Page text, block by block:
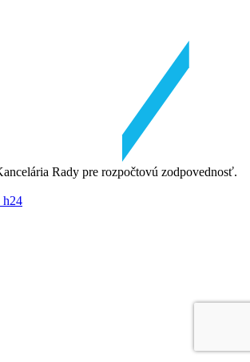
Rady pre rozpočtovú zodpovednosť.
h24